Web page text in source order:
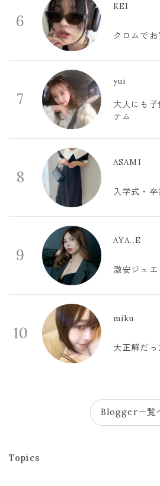
6
KEI
クロムで
7
yui
大人にも
テム
8
ASAMI
入学式・
9
AYA..E
激安ジュ
10
miku
大正解だっ
Blogger一覧
Topics